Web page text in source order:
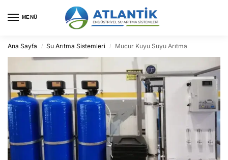
MENÜ
Ana Sayfa / Su Arıtma Sistemleri / Mucur Kuyu Suyu Arıtma